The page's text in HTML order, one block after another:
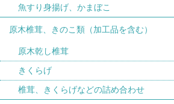
魚すり身揚げ、かまぼこ
原木椎茸、きのこ類（加工品を含む）
原木乾し椎茸
きくらげ
椎茸、きくらげなどの詰め合わせ